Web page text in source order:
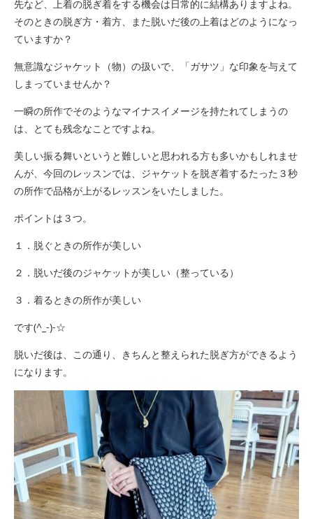
先など、上着の脱ぎ着をする機会は日常的に結構ありますよね。
そのときの脱ぎ方・着方、また脱いだ後の上着はどのようになっ
ていますか？
無意識なジャケット（物）の扱いで、「ガサツ」な印象を与えて
しまっていませんか？
一瞬の所作でそのようなマイナスイメージを持たれてしまうの
は、とても残念なことですよね。
美しい振る舞いというと難しいと思われる方も多いかもしれませ
んが、今回のレッスンでは、ジャケットを脱ぎ着するたった３秒
の所作で品格が上がるレッスンをいたしました。
ポイントは３つ。
１．脱ぐときの所作が美しい
２．脱いだ後のジャケットが美しい（整っている）
３．着るときの所作が美しい
です(^_-)-☆
脱いだ後は、この通り、きちんと整えられた脱ぎ方ができるよう
になります。